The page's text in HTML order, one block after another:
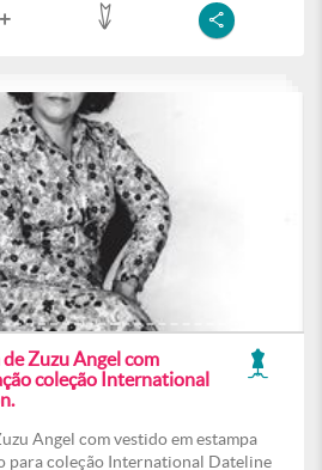
Zuzu Angel com
coleção International
Angel com vestido em estampa
para coleção International Dateline